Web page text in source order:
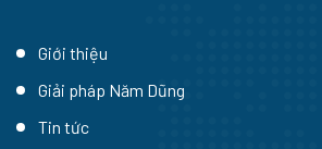
Giới thiệu
Giải pháp Năm Dũng
Tin tức